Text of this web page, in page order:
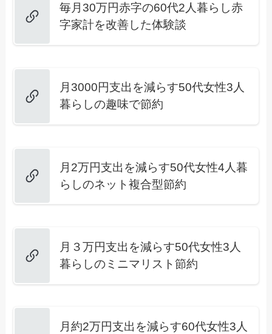
毎月30万円赤字の60代2人暮らし赤
字家計を改善した体験談
月3000円支出を減らす50代女性3人
暮らしの趣味で節約
月2万円支出を減らす50代女性4人暮
らしのネット複合型節約
月３万円支出を減らす50代女性3人
暮らしのミニマリスト節約
月約2万円支出を減らす60代女性3人